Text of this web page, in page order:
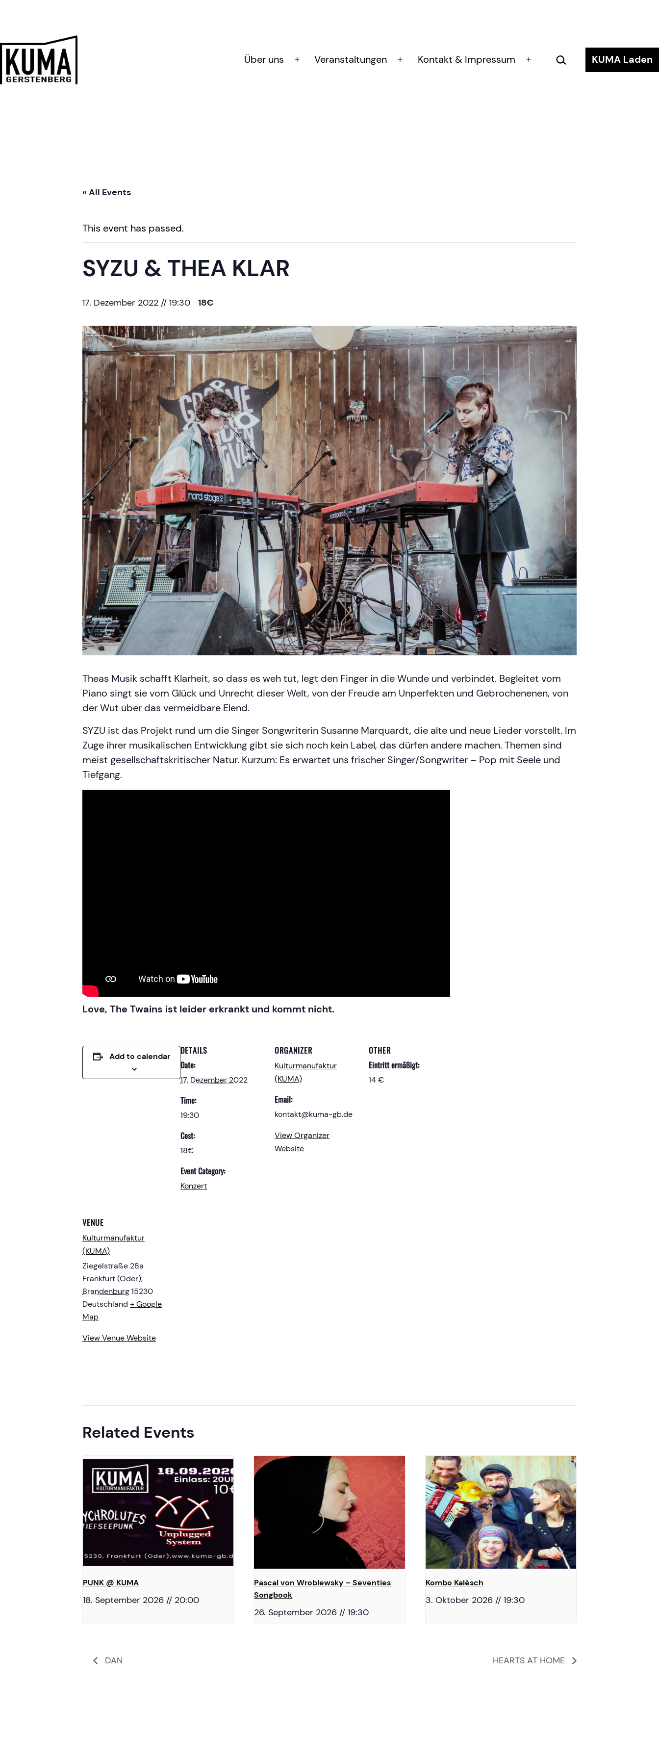
springen
Über uns
Menü
Veranstaltungen
Menü
Kontakt & Impressum Suchen … KUMA Laden
« All Events
This event has passed.
SYZU & THEA KLAR
17. Dezember 2022 // 19:30 18€
Theas Musik schafft Klarheit, so dass es weh tut, legt den Finger in die Wunde und verbindet. Begleitet vom
Piano singt sie vom Glück und Unrecht dieser Welt, von der Freude am Unperfekten und Gebrochenenen, von
der Wut über das vermeidbare Elend.
SYZU ist das Projekt rund um die Singer Songwriterin Susanne Marquardt, die alte und neue Lieder vorstellt. Im
Zuge ihrer musikalischen Entwicklung gibt sie sich noch kein Label, das dürfen andere machen. Themen sind
meist gesellschaftskritischer Natur. Kurzum: Es erwartet uns frischer Singer/Songwriter – Pop mit Seele und
Tiefgang.
Love, The Twains ist leider erkrankt und kommt nicht.
Add to calendar
DETAILS
Date:
17. Dezember 2022
Time:
19:30
Cost:
18€
Event Category:
Konzert
ORGANIZER
Kulturmanufaktur
(KUMA)
Email:
kontakt@kuma-gb.de
View Organizer
Website
OTHER
Eintritt ermäßigt:
14 €
VENUE
Kulturmanufaktur
(KUMA)
Ziegelstraße 28a
Frankfurt (Oder),
Brandenburg15230
Deutschland + Google
Map
View Venue Website
Related Events
PUNK @ KUMA
18. September 2026 // 20:00
Pascal von Wroblewsky – Seventies
Songbook
26. September 2026 // 19:30
Kombo Kalèsch
3. Oktober 2026 // 19:30
DAN HEARTS AT HOME